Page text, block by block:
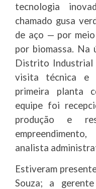
tecnologia
chamado gusa
de aço — por
por biomassa.
Distrito Industrial
visita técnica e
primeira planta
equipe foi
produção e
analista
Estiveram
Souza; a